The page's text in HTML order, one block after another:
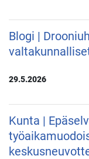
Blogi |
29.5.2026
Kunta |